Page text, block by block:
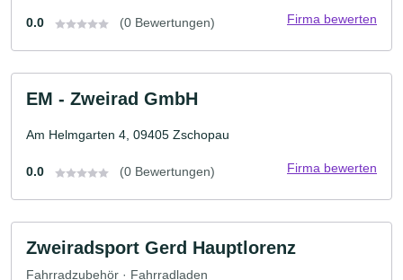
0.0 (0 Bewertungen) Firma bewerten
EM - Zweirad GmbH
Am Helmgarten 4, 09405 Zschopau
0.0 (0 Bewertungen) Firma bewerten
Zweiradsport Gerd Hauptlorenz
Fahrradzubehör · Fahrradladen